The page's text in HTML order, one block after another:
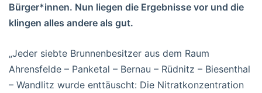
Bürger*innen. Nun liegen die Ergebnisse vor und die
klingen alles andere als gut.
„Jeder siebte Brunnenbesitzer aus dem Raum
Ahrensfelde – Panketal – Bernau – Rüdnitz – Biesenthal
– Wandlitz wurde enttäuscht: Die Nitratkonzentration